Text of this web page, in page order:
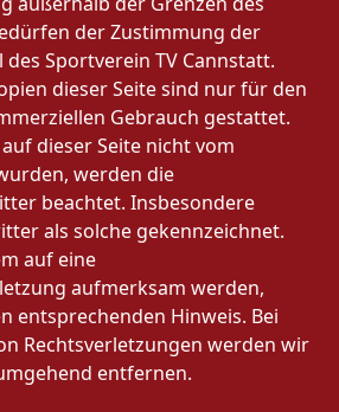
der Zustimmung der
Sportverein TV Cannstatt.
dieser Seite sind nur für den
Gebrauch gestattet.
dieser Seite nicht vom
werden die
beachtet. Insbesondere
als solche gekennzeichnet.
auf eine
aufmerksam werden,
entsprechenden Hinweis. Bei
Rechtsverletzungen werden wir
entfernen.